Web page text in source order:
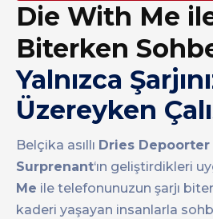
Die With Me ile
Biterken
Yalnızca
Üzereyken
Belçika asıllı Dries Depoorter
Surprenant‘ın geliştirdikleri
Me ile telefonunuzun şarjı
kaderi yaşayan insanlarla